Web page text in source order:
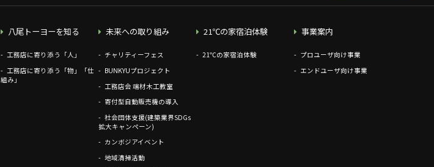
八尾トーヨーを知る
工務店に寄り添う「人」
工務店に寄り添う「物」「仕
組み」
未来への取り組み
チャリティーフェス
BUNKYUプロジェクト
工務店会 端材木工教室
寄付型自動販売機の導入
社会団体支援(建築業界SDGs
拡大キャンペーン)
カンボジアイベント
地域清掃活動
21℃の家宿泊体験
21℃の家宿泊体験
事業案内
プロユーザ向け事業
エンドユーザ向け事業